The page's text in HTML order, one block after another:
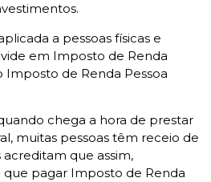
a pessoas físicas e
em Imposto de Renda
Imposto de Renda Pessoa
chega a hora de prestar
muitas pessoas têm receio de
acreditam que assim,
pagar Imposto de Renda